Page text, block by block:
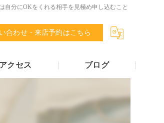
自分にOKをくれる相手を見極め申し込むこと
合わせ・来店予約はこちら
アクセス ブログ